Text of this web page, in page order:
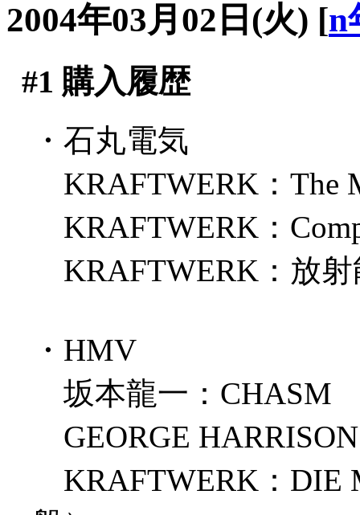
2004年03月02日(火) [n
#1 購入履歴
・石丸電気
KRAFTWERK：The
KRAFTWERK：
KRAFTWERK：放射
・HMV
坂本龍一：CHASM
GEORGE
KRAFTWERK：DIE